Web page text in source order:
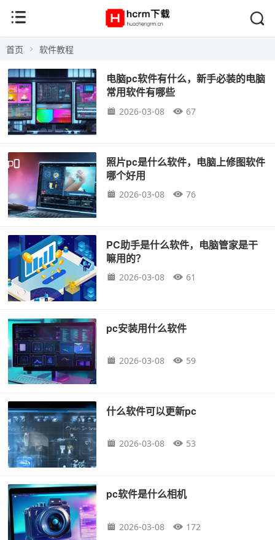
首页 软件教程
电脑pc软件有什么，新手必装的电脑
常用软件有哪些
2026-03-08 67
照片pc是什么软件，电脑上修图软件
哪个好用
2026-03-08 76
PC助手是什么软件，电脑管家是干
嘛用的？
2026-03-08 61
pc安装用什么软件
2026-03-08 59
什么软件可以更新pc
2026-03-08 53
pc软件是什么相机
2026-03-08 172